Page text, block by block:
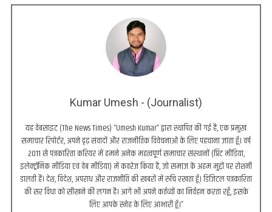
Kumar Umesh - (Journalist)
यह वेबसाइट (The News Times) “Umesh Kumar” द्वारा स्थापित की गई है, एक प्रमुख
समाचार रिपोर्टर, अपने दृढ़ संवादों और राजनीतिक विवेचनाओं के लिए पहचाना जाता हूँ। वर्ष
2011 से पत्रकारिता करियर में हमने अनेक महत्वपूर्ण समाचार संस्थानों (प्रिंट मीडिया,
इलेक्ट्रॉनिक मीडिया एवं वेब मीडिया) में कवरेज किया है, जो समाज के अहम मुद्दों पर रोशनी
डालती हैं। देश, विदेश, अपराध और राजनीति की खबरों में रुचि रखता हूँ। डिजिटल पत्रकारिता
की सर विधा को सीखने की लगन है। आगे भी अपने कर्तव्यों का निर्वहन करता रहूँ, इसके
लिए आपके स्नेह के लिए आभारी हूँ।”